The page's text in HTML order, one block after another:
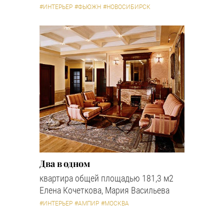
#ИНТЕРЬЕР #ФЬЮЖН #НОВОСИБИРСК
Два в одном
квартира общей площадью 181,3 м2
Елена Кочеткова, Мария Васильева
#ИНТЕРЬЕР #АМПИР #МОСКВА